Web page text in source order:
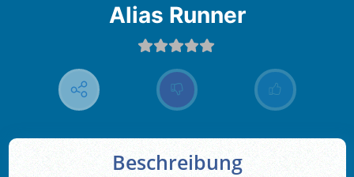
Alias Runner
Beschreibung